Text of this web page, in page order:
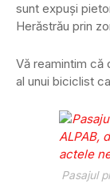
sunt expuși
Herăstrău prin
Vă reamintim că
al unui biciclist
Pasajul